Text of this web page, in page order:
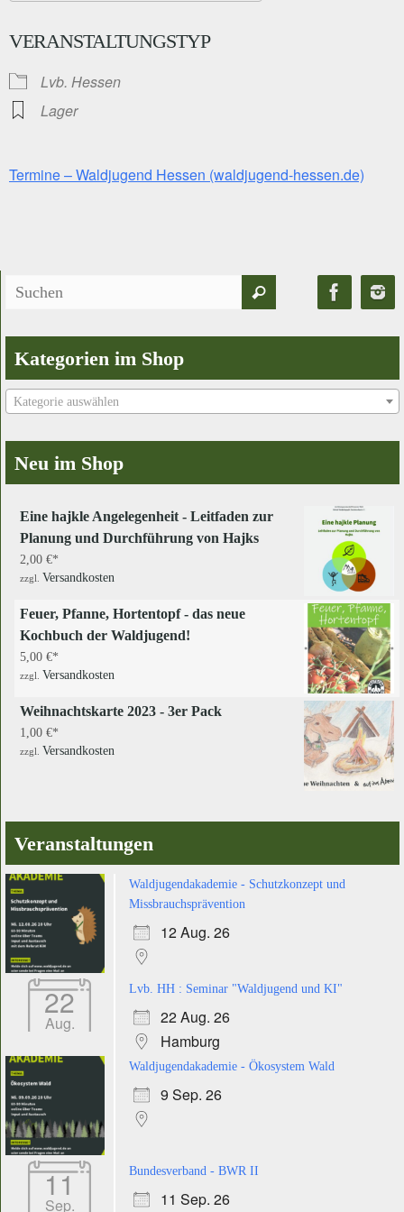
VERANSTALTUNGSTYP
Lvb. Hessen
Lager
Termine – Waldjugend Hessen (waldjugend-hessen.de)
Suchen
Kategorien im Shop
Kategorie auswählen
Neu im Shop
Eine hajkle Angelegenheit - Leitfaden zur
Planung und Durchführung von Hajks
2,00 €
zzgl. Versandkosten
Feuer, Pfanne, Hortentopf - das neue
Kochbuch der Waldjugend!
5,00 €
zzgl. Versandkosten
Weihnachtskarte 2023 - 3er Pack
1,00 €
zzgl. Versandkosten
Veranstaltungen
Waldjugendakademie - Schutzkonzept und
Missbrauchsprävention
12 Aug. 26
22
Aug.
Lvb. HH : Seminar "Waldjugend und KI"
22 Aug. 26
Hamburg
Waldjugendakademie - Ökosystem Wald
9 Sep. 26
11
Sep.
Bundesverband - BWR II
11 Sep. 26